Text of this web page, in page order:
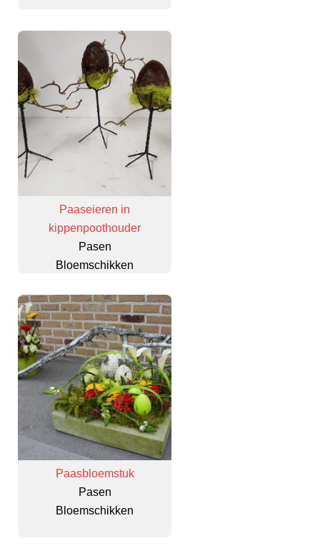
Paaseieren in
kippenpoothouder
Pasen
Bloemschikken
Paasbloemstuk
Pasen
Bloemschikken